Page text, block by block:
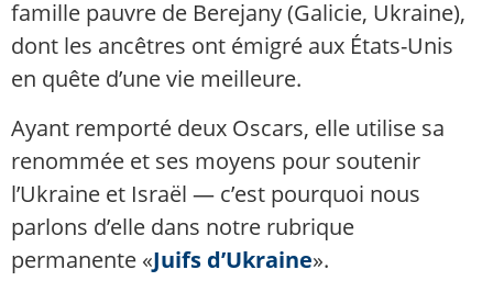
famille pauvre de Berejany (Galicie, Ukraine),
dont les ancêtres ont émigré aux États-Unis
en quête d’une vie meilleure.
Ayant remporté deux Oscars, elle utilise sa
renommée et ses moyens pour soutenir
l’Ukraine et Israël — c’est pourquoi nous
parlons d’elle dans notre rubrique
permanente «Juifs d’Ukraine».